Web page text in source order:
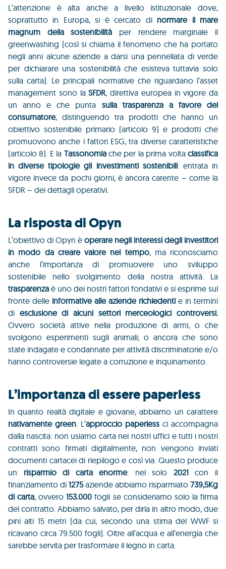
L’attenzione è alta anche a livello istituzionale dove,
soprattutto in Europa, si è cercato di normare il mare
magnum della sostenibilità per rendere marginale il
greenwashing (così si chiama il fenomeno che ha portato
negli anni alcune aziende a darsi una pennellata di verde
per dichiarare una sostenibilità che esisteva tuttavia solo
sulla carta). Le principali normative che riguardano l’asset
management sono laSFDR, direttiva europea in vigore da
un anno e che punta sulla trasparenza a favore del
consumatore, distinguendo tra prodotti che hanno un
obiettivo sostenibile primario (articolo 9) e prodotti che
promuovono anche i fattori ESG, tra diverse caratteristiche
(articolo 8). E la Tassonomiache per la prima voltaclassifica
in diverse tipologie gli investimenti sostenibili: entrata in
vigore invece da pochi giorni, è ancora carente – come la
SFDR – dei dettagli operativi.
La risposta di Opyn
L’obiettivo di Opyn è operare negli interessi degli investitori
in modo da creare valore nel tempo, ma riconosciamo
anche l’importanza di promuovere uno sviluppo
sostenibile nello svolgimento della nostra attività. La
trasparenza è uno dei nostri fattori fondativi e si esprime sul
fronte delle informative alle aziende richiedenti e in termini
di esclusione di alcuni settori merceologici controversi.
Ovvero società attive nella produzione di armi, o che
svolgono esperimenti sugli animali; o ancora che sono
state indagate e condannate per attività discriminatorie e/o
hanno controversie legate a corruzione e inquinamento.
L’importanza di essere paperless
In quanto realtà digitale e giovane, abbiamo un carattere
nativamente green. L’approccio paperless ci accompagna
dalla nascita: non usiamo carta nei nostri uffici e tutti i nostri
contratti sono firmati digitalmente, non vengono inviati
documenti cartacei di riepilogo e così via. Questo produce
un risparmio di carta enorme: nel solo 2021con il
finanziamento di 1275aziende abbiamo risparmiato 739,5Kg
di carta, ovvero153.000 fogli se consideriamo solo la firma
del contratto. Abbiamo salvato, per dirla in altro modo, due
pini alti 15 metri (da cui, secondo una stima del WWF si
ricavano circa 79.500 fogli). Oltre all’acqua e all’energia che
sarebbe servita per trasformare il legno in carta.